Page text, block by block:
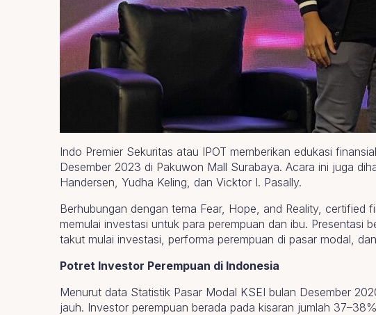
Indo Premier Sekuritas atau IPOT memberikan edukasi
Desember 2023 di Pakuwon Mall Surabaya. Acara ini juga
Handersen, Yudha Keling, dan Vicktor I. Pasally.
Berhubungan dengan tema Fear, Hope, and Reality,
memulai investasi untuk para perempuan dan ibu. Presentasi
takut mulai investasi, performa perempuan di pasar modal,
Potret Investor Perempuan di Indonesia
Menurut data Statistik Pasar Modal KSEI bulan Desember
jauh. Investor perempuan berada pada kisaran jumlah